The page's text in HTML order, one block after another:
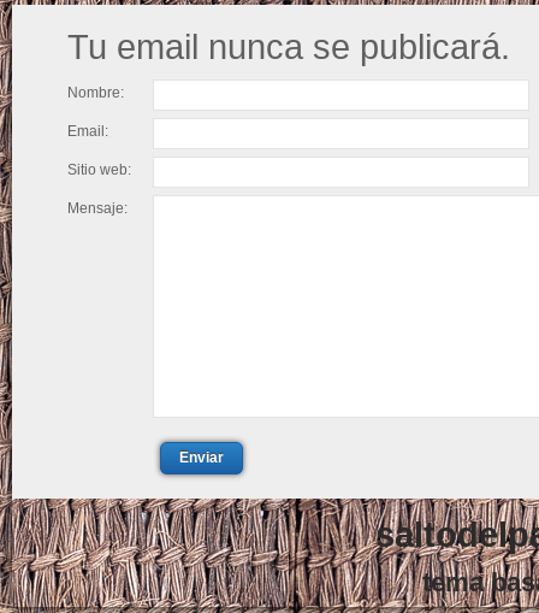
Tu email nunca se publicará.
Nombre:
Email:
Sitio web:
Mensaje:
Enviar
tema